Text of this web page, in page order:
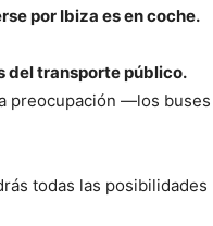
por Ibiza es en coche.
del transporte público.
preocupación —los buses
todas las posibilidades